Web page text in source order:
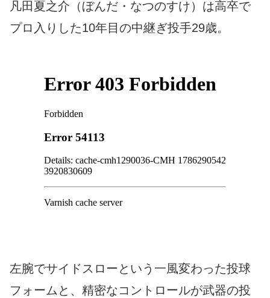
凡田夏之介（ぼんだ・なつのすけ）は高卒で
プロ入りした10年目の中継ぎ投手29歳。
左腕でサイドスローという一風変わった投球
フォームと、精密なコントロールが武器の投